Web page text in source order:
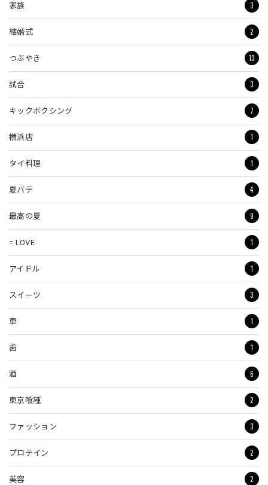
家族 3
結婚式 2
つぶやき 13
試合 3
キックボクシング 7
横浜店 1
タイ料理 1
夏バテ 4
最高の夏 9
= LOVE 1
アイドル 1
スイーツ 3
車 1
歯 1
酒 6
東京喰種 2
ファッション 3
プロテイン 2
美容 2